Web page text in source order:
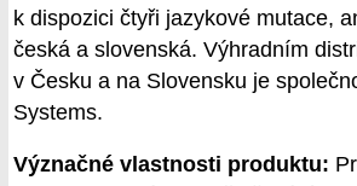
k dispozici čtyři jazykové mutace,
česká a slovenská. Výhradním
v Česku a na Slovensku je
Systems.
Význačné vlastnosti produktu: